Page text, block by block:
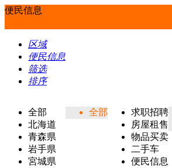
便民信息
区域
便民信息
筛选
排序
全部
北海道
青森県
岩手県
宮城県
全部
求职招聘
房屋租售
物品买卖
二手车
便民信息